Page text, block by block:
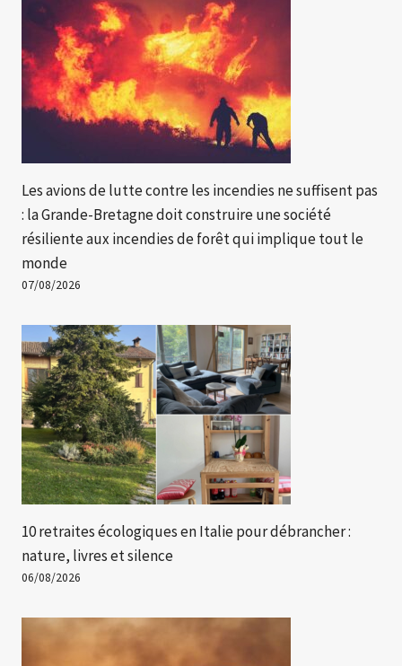
Les avions de lutte contre les incendies ne suffisent pas
: la Grande-Bretagne doit construire une société
résiliente aux incendies de forêt qui implique tout le
monde
07/08/2026
10 retraites écologiques en Italie pour débrancher :
nature, livres et silence
06/08/2026